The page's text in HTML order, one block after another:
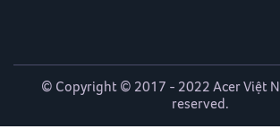
© Copyright © 2017 - 2022 Acer Việt
reserved.